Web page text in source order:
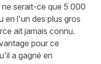
serait-ce que 5 000
en l'un des plus gros
ait jamais connu.
pour ce
a gagné en